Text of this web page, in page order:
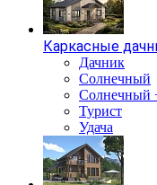
Каркасные
Дачник
Солнечный
Солнечный
Турист
Удача